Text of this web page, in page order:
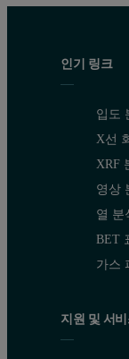
인기 링크
입도
X선
XRF
영상
열 분
BET
가스
지원 및 서